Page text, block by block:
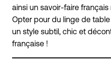
ainsi un savoir-faire
Opter pour du linge de
un style subtil, chic et
française !